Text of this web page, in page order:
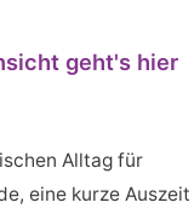
geht's hier
Alltag für
eine kurze Auszeit